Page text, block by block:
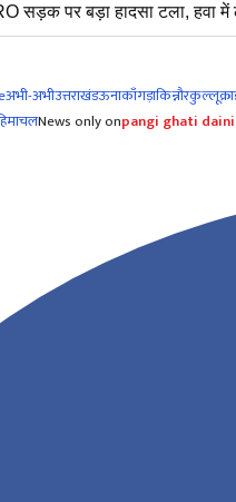
पर बड़ा हादसा टला, हवा में
अभी-अभीउत्तराखंडऊनाकाँगड़ाकिन्नौरकुल्लू
News only onpangi ghati